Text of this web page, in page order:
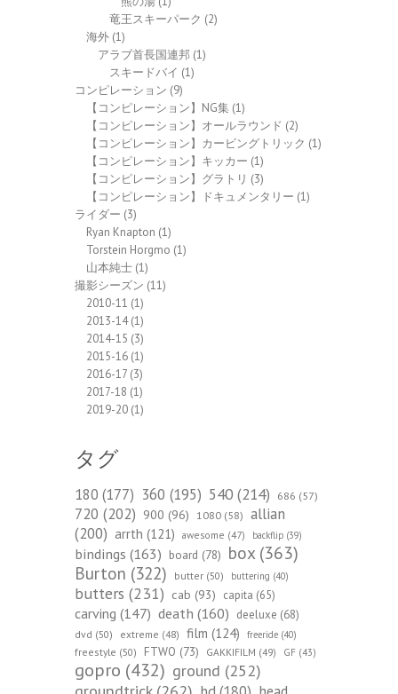
竜王スキーパーク (2)
海外 (1)
アラブ首長国連邦 (1)
スキードバイ (1)
コンピレーション (9)
【コンピレーション】NG集 (1)
【コンピレーション】オールラウンド (2)
【コンピレーション】カービングトリック (1)
【コンピレーション】キッカー (1)
【コンピレーション】グラトリ (3)
【コンピレーション】ドキュメンタリー (1)
ライダー (3)
Ryan Knapton (1)
Torstein Horgmo (1)
山本純士 (1)
撮影シーズン (11)
2010-11 (1)
2013-14(1)
2014-15 (3)
2015-16 (1)
2016-17 (3)
2017-18 (1)
2019-20 (1)
タグ
180 (177) 360 (195) 540 (214) 686 (57)
720 (202) 900 (96) 1080 (58) allian
(200) arrth (121) awesome (47) backflip (39)
bindings (163) board (78) box(363)
Burton (322) butter (50) buttering (40)
butters (231) cab (93) capita (65)
carving (147) death (160) deeluxe (68)
dvd (50) extreme (48) film (124) freeride (40)
freestyle (50) FTWO (73) GAKKIFILM (49) GF (43)
gopro (432) ground (252)